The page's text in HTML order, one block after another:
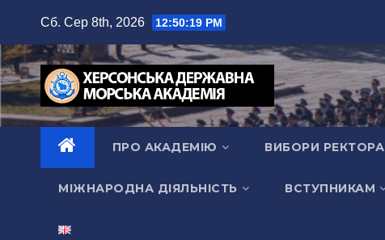
вмісту
Сб. Сер 8th, 2026 12:50:20 PM
ПРО АКАДЕМІЮ ВИБОРИ РЕКТОРА
МІЖНАРОДНА ДІЯЛЬНІСТЬ ВСТУПНИКАМ